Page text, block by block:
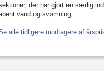
der har gjort en særlig
vand og svømning.
alle tidligere modtagere af